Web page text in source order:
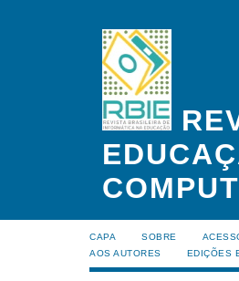
CAPA SOBRE
AOS AUTORES
EDIÇÕES